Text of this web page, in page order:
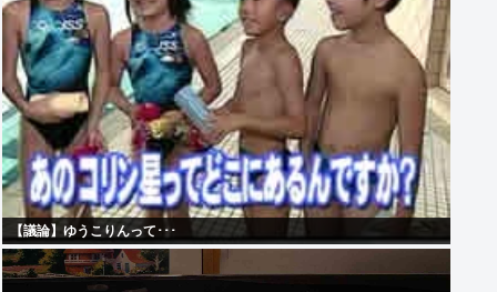
【議論】ゆうこりんって･･･